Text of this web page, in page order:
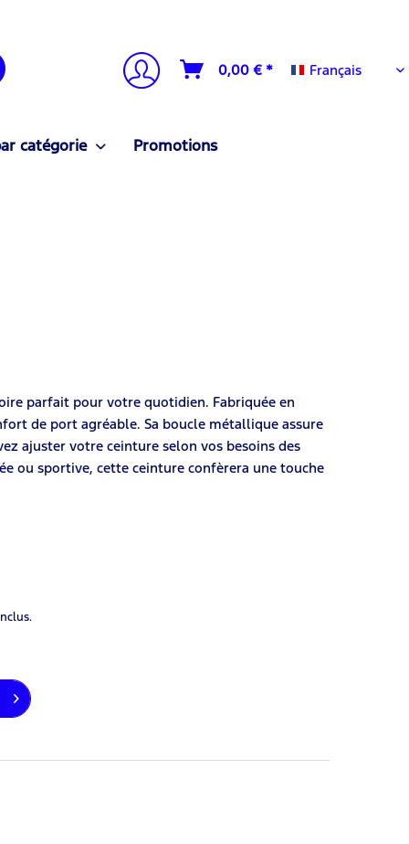
0,00 € * Français
Français
catégorie Promotions
parfait pour votre quotidien. Fabriquée en
de port agréable. Sa boucle métallique assure
ajuster votre ceinture selon vos besoins des
ou sportive, cette ceinture confèrera une touche